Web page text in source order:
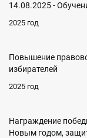
14.08.2025 -
2025 год
Повышение
избирателей
2025 год
Награждение
Новым годом,